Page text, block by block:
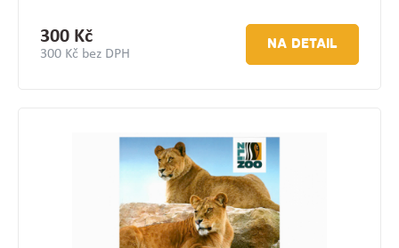
300 Kč
300 Kč bez DPH
NA DETAIL